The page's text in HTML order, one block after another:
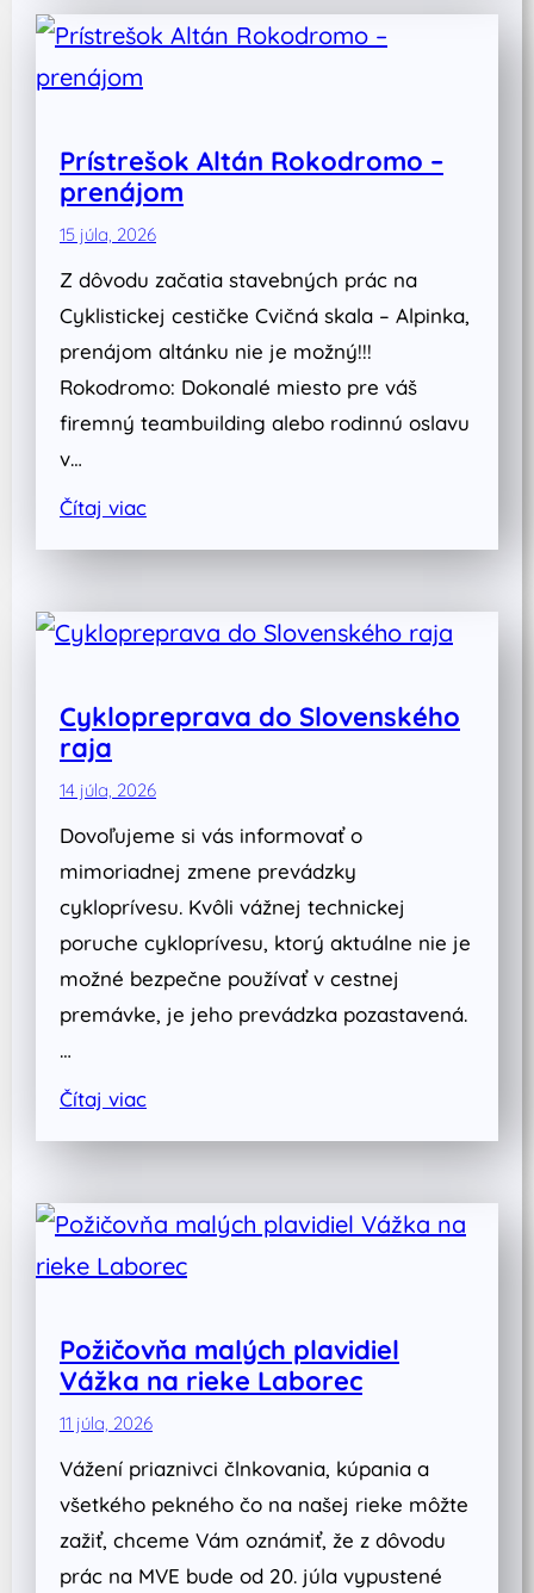
Prístrešok Altán Rokodromo –
prenájom
15 júla, 2026
Z dôvodu začatia stavebných prác na
Cyklistickej cestičke Cvičná skala – Alpinka,
prenájom altánku nie je možný!!!
Rokodromo: Dokonalé miesto pre váš
firemný teambuilding alebo rodinnú oslavu
v…
Čítaj viac
Cyklopreprava do Slovenského
raja
14 júla, 2026
Dovoľujeme si vás informovať o
mimoriadnej zmene prevádzky
cykloprívesu. Kvôli vážnej technickej
poruche cykloprívesu, ktorý aktuálne nie je
možné bezpečne používať v cestnej
premávke, je jeho prevádzka pozastavená.
…
Čítaj viac
Požičovňa malých plavidiel
Vážka na rieke Laborec
11 júla, 2026
Vážení priaznivci člnkovania, kúpania a
všetkého pekného čo na našej rieke môžte
zažiť, chceme Vám oznámiť, že z dôvodu
prác na MVE bude od 20. júla vypustené